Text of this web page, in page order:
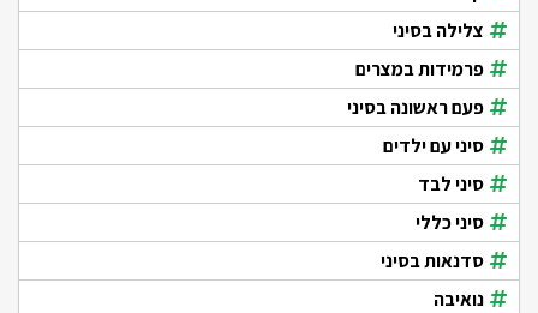
צלילה בסיני
פרמידות במצרים
פעם ראשונה בסיני
סיני עם ילדים
סיני לבד
סיני כללי
סדנאות בסיני
נואיבה